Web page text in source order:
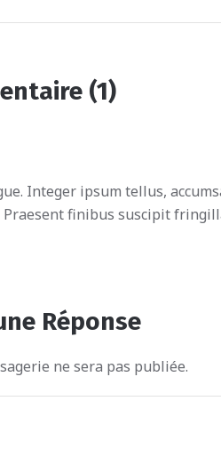
(1)
Integer ipsum tellus,
Praesent finibus suscipit
Réponse
ne sera pas publiée.